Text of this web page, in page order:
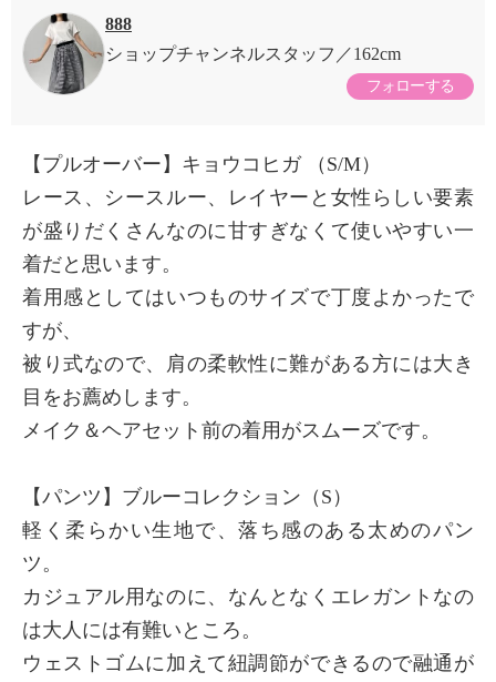
× 商品紹介
888
ショップチャンネルスタッフ
162cm
フォローする
【プルオーバー】キョウコヒガ （S/M）
レース、シースルー、レイヤーと女性らしい要素
が盛りだくさんなのに甘すぎなくて使いやすい一
着だと思います。
着用感としてはいつものサイズで丁度よかったで
すが、
被り式なので、肩の柔軟性に難がある方には大き
目をお薦めします。
メイク＆ヘアセット前の着用がスムーズです。
【パンツ】ブルーコレクション（S）
軽く柔らかい生地で、落ち感のある太めのパン
ツ。
カジュアル用なのに、なんとなくエレガントなの
は大人には有難いところ。
ウェストゴムに加えて紐調節ができるので融通が